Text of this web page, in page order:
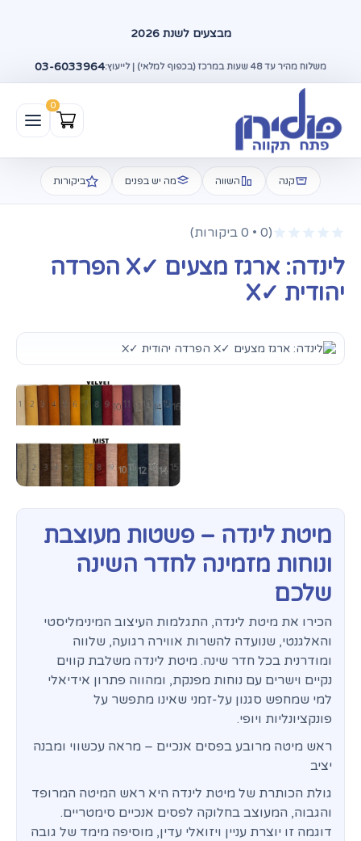
מבצעים לשנת 2026
משלוח מהיר עד 48 שעות במרכז (בכפוף למלאי) | לייעוץ: 03-6033964
קנה השווה מה יש בפנים ביקורות
(0 • 0 ביקורות)
לינדה: ארגז מצעים ✓X הפרדה
יהודית ✓X
מיטת לינדה – פשטות מעוצבת
ונוחות מזמינה לחדר השינה
שלכם
הכירו את מיטת לינדה, התגלמות העיצוב המינימליסטי
והאלגנטי, שנועדה להשרות אווירה רגועה, שלווה
ומודרנית בכל חדר שינה. מיטת לינדה משלבת קווים
נקיים וישרים עם נוחות מפנקת, ומהווה פתרון אידיאלי
למי שמחפש סגנון על-זמני שאינו מתפשר על
פונקציונליות ויופי.
ראש מיטה מרובע בפסים אנכיים – מראה עכשווי ומבנה
יציב
גולת הכותרת של מיטת לינדה היא ראש המיטה המרופד
והגבוה, המעוצב בחלוקה לפסים אנכיים סימטריים.
דוגמה זו יוצרת עניין ויזואלי עדין, מוסיפה מימד של גובה